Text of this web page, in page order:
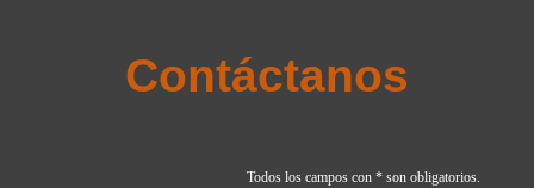
Contáctanos
Todos los campos con * son obligatorios.